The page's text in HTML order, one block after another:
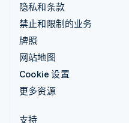
隐私和条款
禁止和限制的业务
牌照
网站地图
Cookie 设置
更多资源
支持